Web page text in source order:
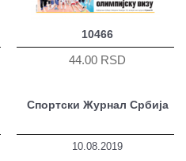
10466
44.00 RSD
Спортски Журнал Србија
10.08.2019